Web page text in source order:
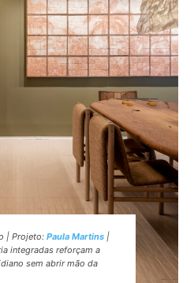
| Projeto: Paula Martins |
integradas reforçam a
sem abrir mão da